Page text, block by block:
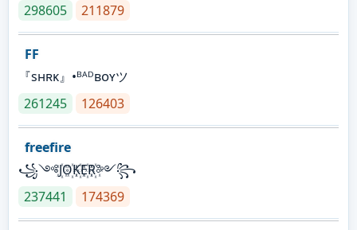
298605
211879
FF
『sʜʀᴋ』•ᴮᴬᴰʙᴏʏツ
261245
126403
freefire
꧁༺J꙰O꙰K꙰E꙰R꙰༻꧂
237441
174369